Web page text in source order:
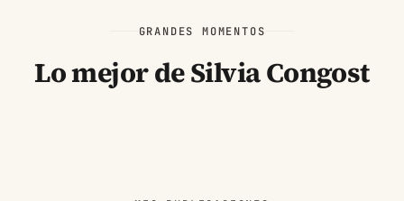
GRANDES MOMENTOS
Lo mejor de Silvia Congost